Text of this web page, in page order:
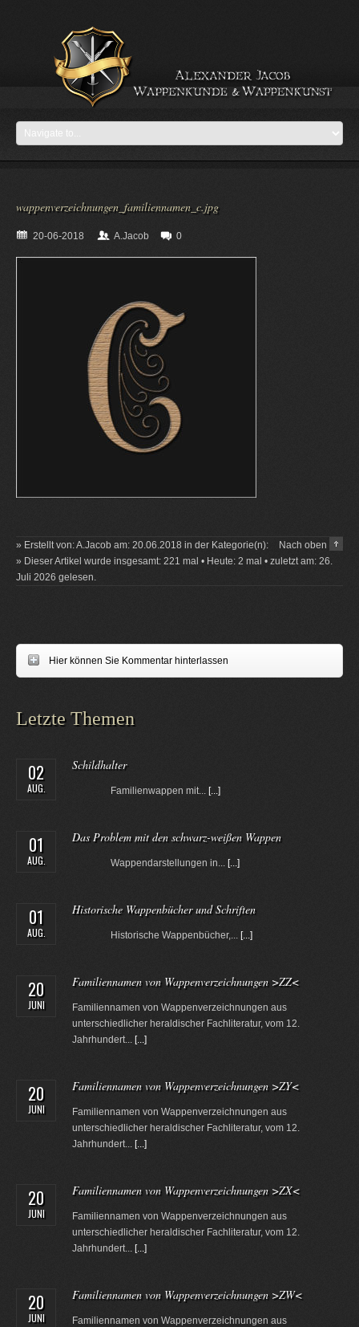
wappenverzeichnungen_familiennamen_c.jpg
20-06-2018 A.Jacob 0
Nach oben
» Erstellt von: A.Jacob am: 20.06.2018 in der Kategorie(n):
» Dieser Artikel wurde insgesamt: 221 mal • Heute: 2 mal • zuletzt am: 26.
Juli 2026 gelesen.
Hier können Sie Kommentar hinterlassen
Letzte Themen
02
AUG.
Schildhalter
Familienwappen mit... [...]
01
AUG.
Das Problem mit den schwarz-weißen Wappen
Wappendarstellungen in... [...]
01
AUG.
Historische Wappenbücher und Schriften
Historische Wappenbücher,... [...]
20
JUNI
Familiennamen von Wappenverzeichnungen >ZZ<
Familiennamen von Wappenverzeichnungen aus
unterschiedlicher heraldischer Fachliteratur, vom 12.
Jahrhundert... [...]
20
JUNI
Familiennamen von Wappenverzeichnungen >ZY<
Familiennamen von Wappenverzeichnungen aus
unterschiedlicher heraldischer Fachliteratur, vom 12.
Jahrhundert... [...]
20
JUNI
Familiennamen von Wappenverzeichnungen >ZX<
Familiennamen von Wappenverzeichnungen aus
unterschiedlicher heraldischer Fachliteratur, vom 12.
Jahrhundert... [...]
20
JUNI
Familiennamen von Wappenverzeichnungen >ZW<
Familiennamen von Wappenverzeichnungen aus